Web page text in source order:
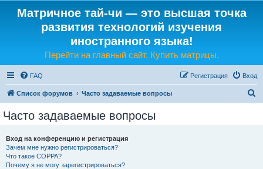
Матричное тай-чи — это высшая точка
развития технологий изучения
иностранного языка!
Перейти на главный сайт. Купить матрицы.
FAQ Вход
Регистрация
Список форумов Часто задаваемые вопросы
Часто задаваемые вопросы
Вход на конференцию и регистрация
Зачем мне нужно регистрироваться?
Что такое COPPA?
Почему я не могу зарегистрироваться?